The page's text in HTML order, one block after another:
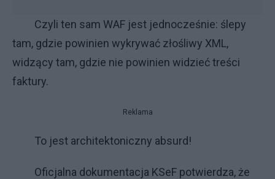
Czyli ten sam WAF jest jednocześnie: ślepy
tam, gdzie powinien wykrywać złośliwy XML,
widzący tam, gdzie nie powinien widzieć treści
faktury.
Reklama
To jest architektoniczny absurd!
Oficjalna dokumentacja KSeF potwierdza, że